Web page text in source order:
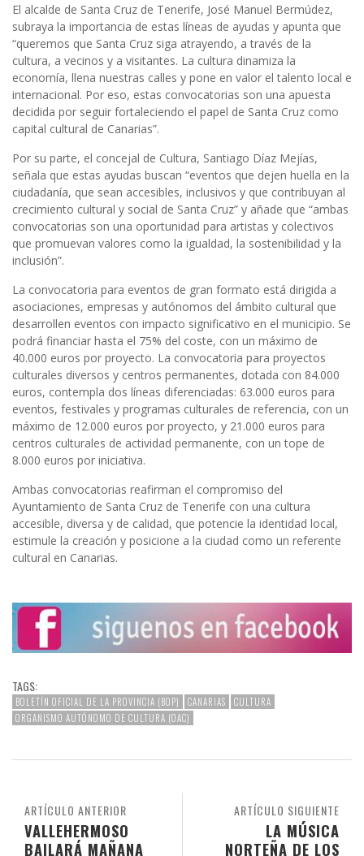
El alcalde de Santa Cruz de Tenerife, José Manuel Bermúdez,
subraya la importancia de estas líneas de ayudas y apunta que
“queremos que Santa Cruz siga atrayendo, a través de la
cultura, a vecinos y a visitantes. La cultura dinamiza la
economía, llena nuestras calles y pone en valor el talento local e
internacional. Por eso, estas convocatorias son una apuesta
decidida por seguir fortaleciendo el papel de Santa Cruz como
capital cultural de Canarias”.
Por su parte, el concejal de Cultura, Santiago Díaz Mejías,
señala que estas ayudas buscan “eventos que dejen huella en la
ciudadanía, que sean accesibles, inclusivos y que contribuyan al
crecimiento cultural y social de Santa Cruz” y añade que “ambas
convocatorias son una oportunidad para artistas y colectivos
que promuevan valores como la igualdad, la sostenibilidad y la
inclusión”.
La convocatoria para eventos de gran formato está dirigida a
asociaciones, empresas y autónomos del ámbito cultural que
desarrollen eventos con impacto significativo en el municipio. Se
podrá financiar hasta el 75% del coste, con un máximo de
40.000 euros por proyecto. La convocatoria para proyectos
culturales diversos y centros permanentes, dotada con 84.000
euros, contempla dos líneas diferenciadas: 63.000 euros para
eventos, festivales y programas culturales de referencia, con un
máximo de 12.000 euros por proyecto, y 21.000 euros para
centros culturales de actividad permanente, con un tope de
8.000 euros por iniciativa.
Ambas convocatorias reafirman el compromiso del
Ayuntamiento de Santa Cruz de Tenerife con una cultura
accesible, diversa y de calidad, que potencie la identidad local,
estimule la creación y posicione a la ciudad como un referente
cultural en Canarias.
TAGS:
BOLETÍN OFICIAL DE LA PROVINCIA (BOP) CANARIAS
CULTURA
ORGANISMO AUTÓNOMO DE CULTURA (OAC)
ARTÍCULO SIGUIENTE
LA MÚSICA
NORTEÑA DE LOS
ARTÍCULO ANTERIOR
VALLEHERMOSO
BAILARÁ MAÑANA